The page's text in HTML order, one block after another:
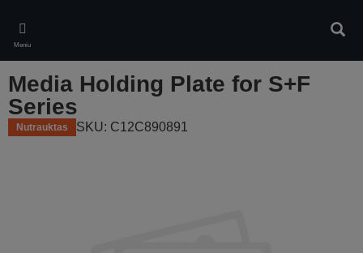
main
content
Meniu
Media Holding Plate for S+F
Series
Nutrauktas SKU: C12C890891